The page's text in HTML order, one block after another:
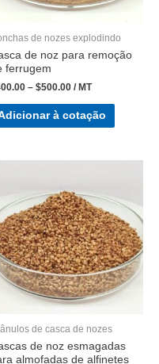
de nozes explodindo
de noz para remoção
ferrugem
– $500.00 / MT
à cotação
de casca de nozes
de noz esmagadas
almofadas de alfinetes